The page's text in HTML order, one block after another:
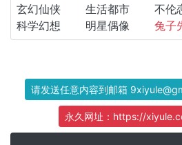
玄幻仙侠
生活都市 不伦
科学幻想
明星偶像 兔子
请发送任意内容到邮箱
永久网址：https://